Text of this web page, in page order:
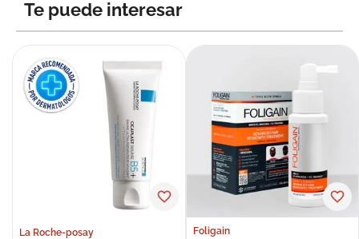
Te puede interesar
La Roche-posay Foligain